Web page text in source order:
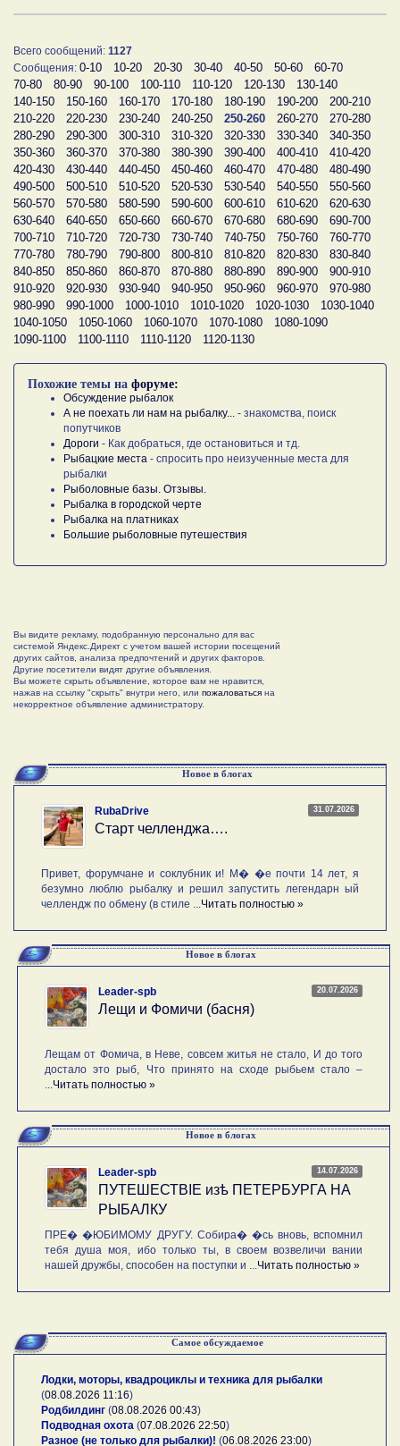
Всего сообщений: 1127
Сообщения: 0-10 10-20 20-30 30-40 40-50 50-60
60-70
70-80
80-90 90-100 100-110 110-120 120-130
130-140
140-150
150-160 160-170 170-180 180-190 190-200
200-210
210-220
220-230 230-240 240-250 250-260 260-270
270-280
280-290
290-300 300-310 310-320 320-330 330-340
340-350
350-360
360-370 370-380 380-390 390-400 400-410
410-420
420-430
430-440 440-450 450-460 460-470 470-480
480-490
490-500
500-510 510-520 520-530 530-540 540-550
550-560
560-570
570-580 580-590 590-600 600-610 610-620
620-630
630-640
640-650 650-660 660-670 670-680 680-690
690-700
700-710
710-720 720-730 730-740 740-750 750-760
760-770
770-780
780-790 790-800 800-810 810-820 820-830
830-840
840-850
850-860 860-870 870-880 880-890 890-900
900-910
910-920
920-930 930-940 940-950 950-960 960-970
970-980
980-990
990-1000 1000-1010 1010-1020 1020-1030
1030-1040
1040-1050
1050-1060 1060-1070 1070-1080
1080-1090
1090-1100
1100-1110 1110-1120 1120-1130
Похожие темы на форуме:
Обсуждение рыбалок
А не поехать ли нам на рыбалку... - знакомства, поиск
попутчиков
Дороги - Как добраться, где остановиться и тд.
Рыбацкие места - спросить про неизученные места для
рыбалки
Рыболовные базы. Отзывы.
Рыбалка в городской черте
Рыбалка на платниках
Большие рыболовные путешествия
Вы видите рекламу, подобранную персонально для вас
системой Яндекс.Директ с учетом вашей истории посещений
других сайтов, анализа предпочтений и других факторов.
Другие посетители видят другие объявления.
Вы можете скрыть объявление, которое вам не нравится,
нажав на ссылку "скрыть" внутри него, или пожаловаться на
некорректное объявление администратору.
Новое в блогах
31.07.2026
RubaDrive
Старт челленджа….
Привет, форумчане и соклубник и! М� �е почти 14 лет, я
безумно люблю рыбалку и решил запустить легендарн ый
челлендж по обмену (в стиле ...Читать полностью »
Новое в блогах
20.07.2026
Leader-spb
Лещи и Фомичи (басня)
Лещам от Фомича, в Неве, совсем житья не стало, И до того
достало это рыб, Что принято на сходе рыбьем стало –
...Читать полностью »
Новое в блогах
14.07.2026
Leader-spb
ПУТЕШЕСТВIE изѣ ПЕТЕРБУРГА НА
РЫБАЛКУ
ПРЕ� �ЮБИМОМУ ДРУГУ. Собира� �сь вновь, вспомнил
тебя душа моя, ибо только ты, в своем возвеличи вании
нашей дружбы, способен на поступки и ...Читать полностью »
Самое обсуждаемое
Лодки, моторы, квадроциклы и техника для рыбалки
(08.08.2026 11:16)
Родбилдинг (08.08.2026 00:43)
Подводная охота (07.08.2026 22:50)
Разное (не только для рыбалки)! (06.08.2026 23:00)